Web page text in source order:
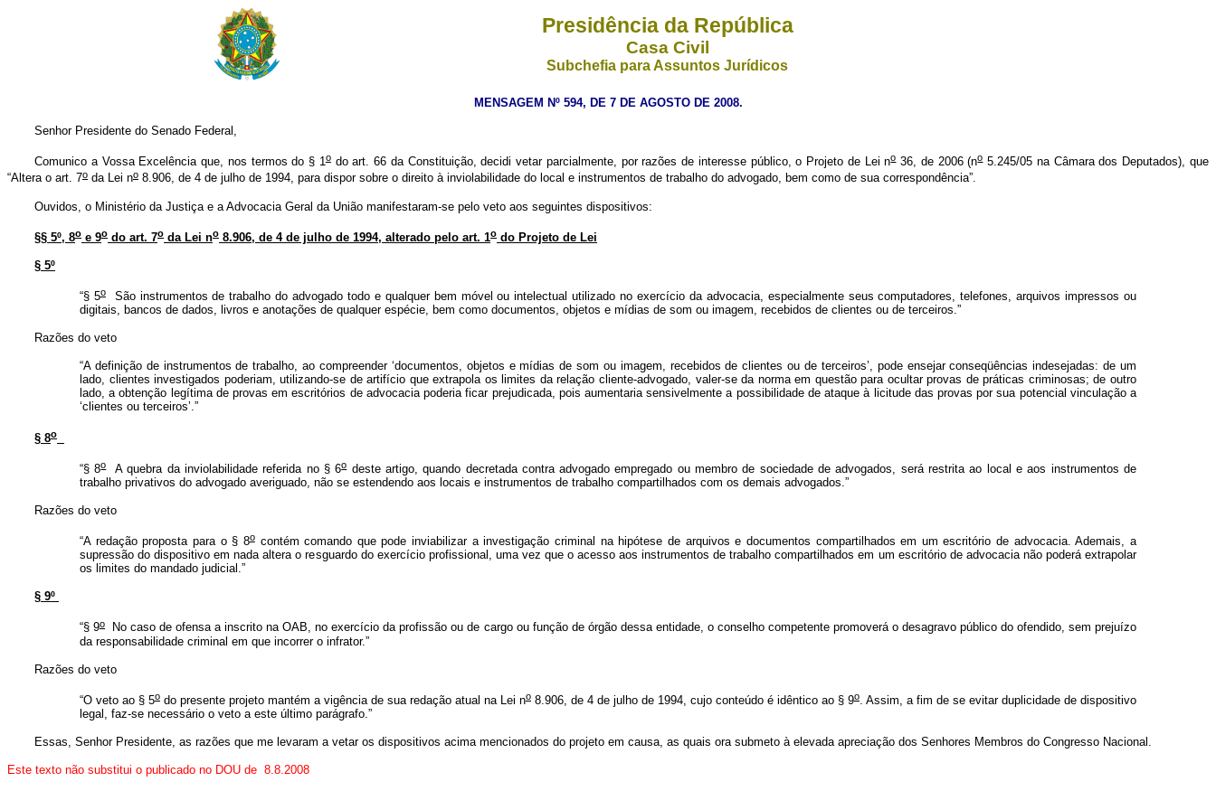
Presidência da República
Casa Civil
Subchefia para Assuntos Jurídicos
MENSAGEM Nº 594, DE 7 DE AGOSTO DE 2008.
Senhor Presidente do Senado Federal,
Comunico a Vossa Excelência que, nos termos do § 1odo art. 66 da Constituição, decidi vetar parcialmente, por razões de interesse público, o Projeto de Lei no36, de 2006 (no5.245/05 na Câmara dos Deputados), que
“Altera o art. 7o da Lei no 8.906, de 4 de julho de 1994, para dispor sobre o direito à inviolabilidade do local e instrumentos de trabalho do advogado, bem como de sua correspondência”.
Ouvidos, o Ministério da Justiça e a Advocacia Geral da União manifestaram-se pelo veto aos seguintes dispositivos:
§§ 5º, 8o e 9o do art. 7o da Lei no 8.906, de 4 de julho de 1994, alterado pelo art. 1o do Projeto de Lei
§ 5º
“§ 5oSão instrumentos de trabalho do advogado todo e qualquer bem móvel ou intelectual utilizado no exercício da advocacia, especialmente seus computadores, telefones, arquivos impressos ou
digitais, bancos de dados, livros e anotações de qualquer espécie, bem como documentos, objetos e mídias de som ou imagem, recebidos de clientes ou de terceiros.”
Razões do veto
“A definição de instrumentos de trabalho, ao compreender ‘documentos, objetos e mídias de som ou imagem, recebidos de clientes ou de terceiros’, pode ensejar conseqüências indesejadas: de um
lado, clientes investigados poderiam, utilizando-se de artifício que extrapola os limites da relação cliente-advogado, valer-se da norma em questão para ocultar provas de práticas criminosas; de outro
lado, a obtenção legítima de provas em escritórios de advocacia poderia ficar prejudicada, pois aumentaria sensivelmente a possibilidade de ataque à licitude das provas por sua potencial vinculação a
‘clientes ou terceiros’.”
§ 8o
“§ 8oA quebra da inviolabilidade referida no § 6odeste artigo, quando decretada contra advogado empregado ou membro de sociedade de advogados, será restrita ao local e aos instrumentos de
trabalho privativos do advogado averiguado, não se estendendo aos locais e instrumentos de trabalho compartilhados com os demais advogados.”
Razões do veto
“A redação proposta para o § 8ocontém comando que pode inviabilizar a investigação criminal na hipótese de arquivos e documentos compartilhados em um escritório de advocacia. Ademais, a
supressão do dispositivo em nada altera o resguardo do exercício profissional, uma vez que o acesso aos instrumentos de trabalho compartilhados em um escritório de advocacia não poderá extrapolar
os limites do mandado judicial.”
§ 9º
“§ 9o
No caso de ofensa a inscrito na OAB, no exercício da profissão ou de cargo ou função de órgão dessa entidade, o conselho competente promoverá o desagravo público do ofendido, sem prejuízo
da responsabilidade criminal em que incorrer o infrator.”
Razões do veto
“O veto ao § 5o do presente projeto mantém a vigência de sua redação atual na Lei no 8.906, de 4 de julho de 1994, cujo conteúdo é idêntico ao § 9o . Assim, a fim de se evitar duplicidade de dispositivo
legal, faz-se necessário o veto a este último parágrafo.”
Essas, Senhor Presidente, as razões que me levaram a vetar os dispositivos acima mencionados do projeto em causa, as quais ora submeto à elevada apreciação dos Senhores Membros do Congresso Nacional.
Este texto não substitui o publicado no DOU de 8.8.2008